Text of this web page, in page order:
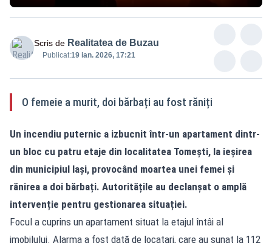
Scris de Realitatea de Buzau
Publicat:19 ian. 2026, 17:21
O femeie a murit, doi bărbați au fost răniți
Un incendiu puternic a izbucnit într-un apartament dintr-
un bloc cu patru etaje din localitatea Tomești, la ieșirea
din municipiul Iași, provocând moartea unei femei și
rănirea a doi bărbați. Autoritățile au declanșat o amplă
intervenție pentru gestionarea situației.
Focul a cuprins un apartament situat la etajul întâi al
imobilului. Alarma a fost dată de locatari, care au sunat la 112